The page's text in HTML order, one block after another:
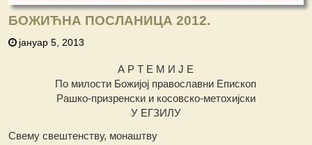
БОЖИЋНА ПОСЛАНИЦА 2012.
јануар 5, 2013
А Р Т Е М И Ј Е
По милости Божијој православни Епископ
Рашко-призренски и косовско-метохијски
У ЕГЗИЛУ
Свему свештенству, монаштву